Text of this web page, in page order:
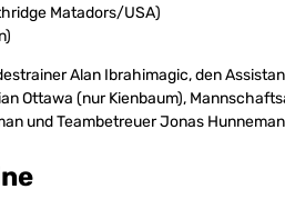
Matadors/USA)
Alan Ibrahimagic, den
Ottawa (nur Kienbaum),
und Teambetreuer Jonas